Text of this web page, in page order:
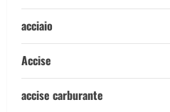
acciaio
Accise
accise carburante